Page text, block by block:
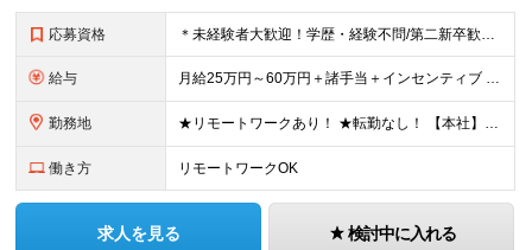
応募資格 ＊未経験者大歓迎！学歴・経験不問/第二新卒歓迎/WEB面接可能＊ ▼未経験歓迎＆完全ポテンシャル採用！▼ 基礎のキソから学べる研修があるので経験は一切不問！ 面接では「あなたの想い」を教えてくださ
給与 月給25万円～60万円＋諸手当＋インセンティブ ★Point 100％年収UPでの待遇提示も可能！ ※経験者であれば、100%年収アップも実現可能です。 【インセンティブについて】 プロジェクト報
勤務地 ★リモートワークあり！ ★転勤なし！ 【本社】東京都港区西新橋２丁目４−３ プロス西新橋ビル６階 【プロジェクト先】東京都・神奈川県・千葉県・埼玉など多数！ ※希望を考慮の上、配属プロジェクトを決
働き方 リモートワークOK
求人を見る 検討中に入れる